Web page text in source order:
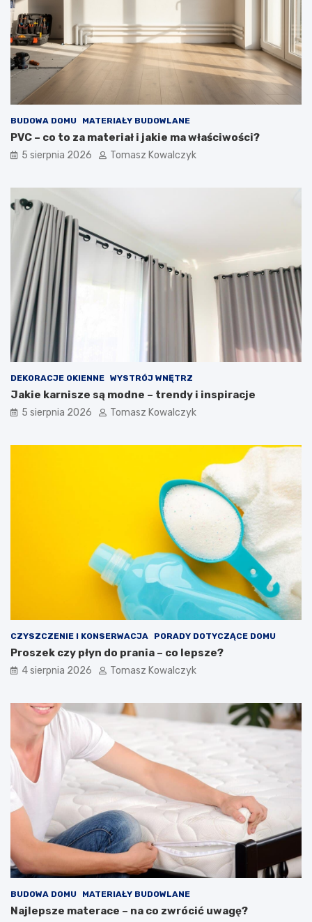
z
n
y
c
h
i
n
ę
t
n
y
a
b
u
d
o
w
BUDOWA DOMU MATERIAŁY BUDOWLANE
PVC – co to za materiał i jakie ma właściwości?
5 sierpnia 2026 Tomasz Kowalczyk
DEKORACJE OKIENNE WYSTRÓJ WNĘTRZ
Jakie karnisze są modne – trendy i inspiracje
5 sierpnia 2026 Tomasz Kowalczyk
CZYSZCZENIE I KONSERWACJA PORADY DOTYCZĄCE DOMU
Proszek czy płyn do prania – co lepsze?
4 sierpnia 2026 Tomasz Kowalczyk
BUDOWA DOMU MATERIAŁY BUDOWLANE
Najlepsze materace – na co zwrócić uwagę?